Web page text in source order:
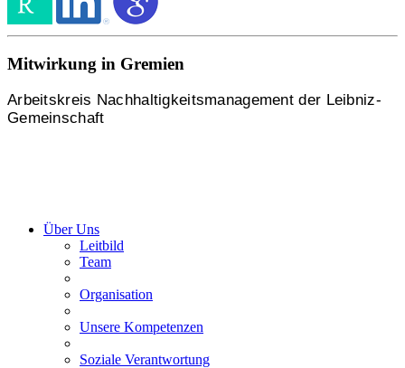
Mitwirkung in Gremien
Arbeitskreis Nachhaltigkeitsmanagementder Leibniz-
Gemeinschaft
Über Uns
Leitbild
Team
Organisation
Unsere Kompetenzen
Soziale Verantwortung